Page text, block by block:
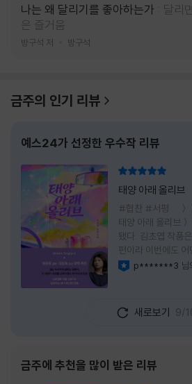
나는 왜 달리기를 좋아하는가
달리
은 즐거움
방구석 저 방구석
금주의 인기 리뷰
예스24가 선정한 우수작 리뷰
태양 아래 올리브
#협찬 #서평 ＞＞
태양 아래 올리브
됐다. 김초엽 작품
편이라 이번에도
가 컸다. 스포일러
그 선택이 정말 잘
하지 않았다. 사라
흔적을 따라 낯선
이 무더운 여름을
p*******3 님
새로보기 9/
금주에 추천을 많이 받은 리뷰